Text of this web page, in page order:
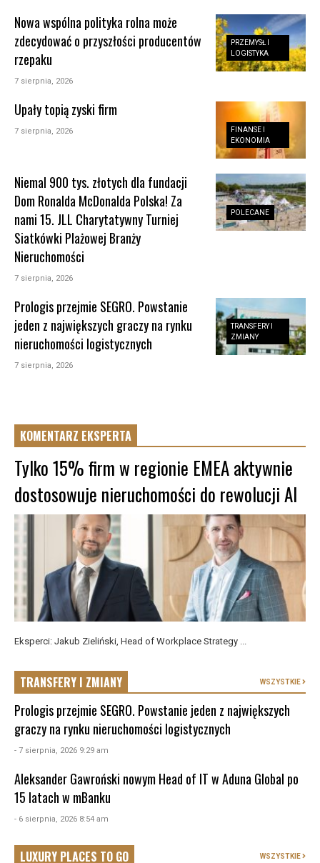
PRZEMYSŁ I
LOGISTYKA
Nowa wspólna polityka rolna może
zdecydować o przyszłości producentów
rzepaku
7 sierpnia, 2026
FINANSE I
EKONOMIA
Upały topią zyski firm
7 sierpnia, 2026
POLECANE
Niemal 900 tys. złotych dla fundacji
Dom Ronalda McDonalda Polska! Za
nami 15. JLL Charytatywny Turniej
Siatkówki Plażowej Branży
Nieruchomości
7 sierpnia, 2026
TRANSFERY I
ZMIANY
Prologis przejmie SEGRO. Powstanie
jeden z największych graczy na rynku
nieruchomości logistycznych
7 sierpnia, 2026
KOMENTARZ EKSPERTA
Tylko 15% firm w regionie EMEA aktywnie
dostosowuje nieruchomości do rewolucji AI
Eksperci: Jakub Zieliński, Head of Workplace Strategy ...
TRANSFERY I ZMIANY WSZYSTKIE
Prologis przejmie SEGRO. Powstanie jeden z największych
graczy na rynku nieruchomości logistycznych
- 7 sierpnia, 2026 9:29 am
Aleksander Gawroński nowym Head of IT w Aduna Global po
15 latach w mBanku
- 6 sierpnia, 2026 8:54 am
LUXURY PLACES TO GO WSZYSTKIE